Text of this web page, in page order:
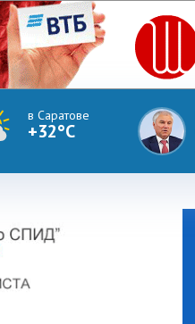
в Саратове
+32°C